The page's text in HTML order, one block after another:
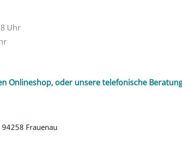
Uhr
Onlineshop, oder unsere telefonische
Frauenau